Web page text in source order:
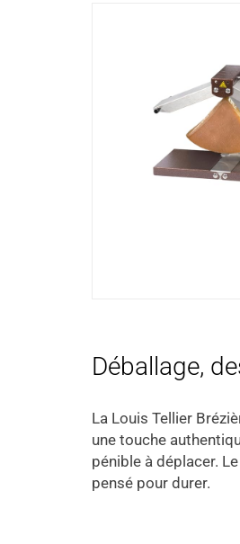
Déballage,
La Louis Tellier
une touche
pénible à déplacer.
pensé pour durer.